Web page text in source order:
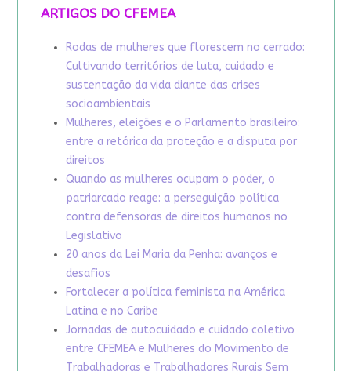
ARTIGOS DO CFEMEA
Rodas de mulheres que florescem no cerrado:
Cultivando territórios de luta, cuidado e
sustentação da vida diante das crises
socioambientais
Mulheres, eleições e o Parlamento brasileiro:
entre a retórica da proteção e a disputa por
direitos
Quando as mulheres ocupam o poder, o
patriarcado reage: a perseguição política
contra defensoras de direitos humanos no
Legislativo
20 anos da Lei Maria da Penha: avanços e
desafios
Fortalecer a política feminista na América
Latina e no Caribe
Jornadas de autocuidado e cuidado coletivo
entre CFEMEA e Mulheres do Movimento de
Trabalhadoras e Trabalhadores Rurais Sem